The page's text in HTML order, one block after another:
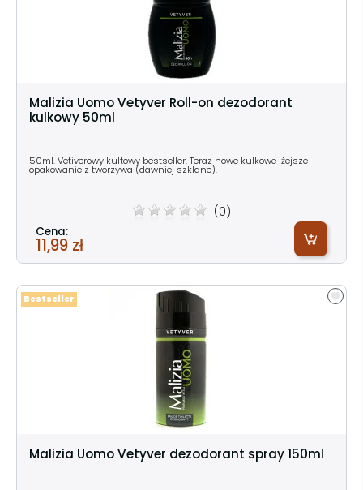
Malizia Uomo Vetyver Roll-on dezodorant
kulkowy 50ml
50ml. Vetiverowy kultowy bestseller. Teraz nowe kulkowe lżejsze
opakowanie z tworzywa (dawniej szklane).
(0)
Cena:
11,99 zł
Malizia Uomo Vetyver dezodorant spray 150ml
Bestseller